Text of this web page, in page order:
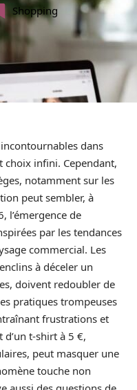
Shopping
dans
infini. Cependant,
notamment sur les
peut sembler, à
l’émergence de
par les tendances
commercial. Les
à déceler un
doivent redoubler de
pratiques trompeuses
frustrations et
d’un t-shirt à 5 €,
peut masquer une
touche non